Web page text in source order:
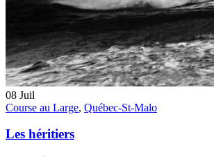
08 Juil
Course au Large, Québec-St-Malo
Les héritiers